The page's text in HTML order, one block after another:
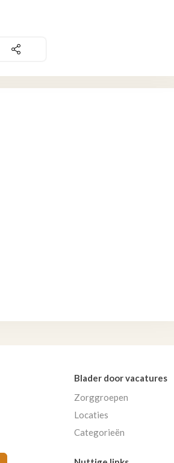
Blader door vacatures
Zorggroepen
Locaties
Categorieën